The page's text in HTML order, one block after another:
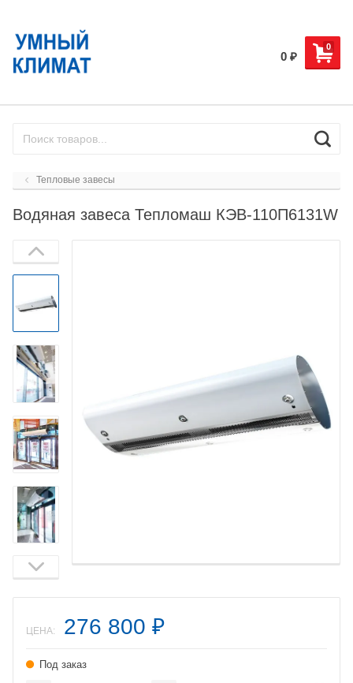
0
0 ₽
Тепловые завесы
Водяная завеса Тепломаш КЭВ-110П6131W
ЦЕНА: 276 800 ₽
Под заказ